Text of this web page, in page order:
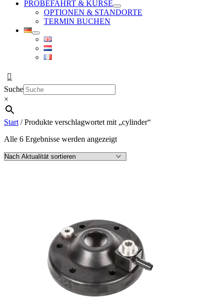
PROBEFAHRT & KURSE
OPTIONEN & STANDORTE
TERMIN BUCHEN
Suche
×
Start / Produkte verschlagwortet mit „cylinder“
Alle 6 Ergebnisse werden angezeigtNach
sortiert